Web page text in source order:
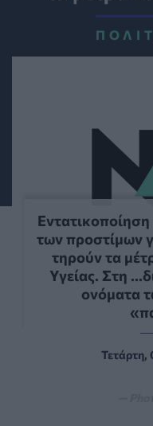
των προστίμων
τηρούν τα
Υγείας. Στη
ονόματα